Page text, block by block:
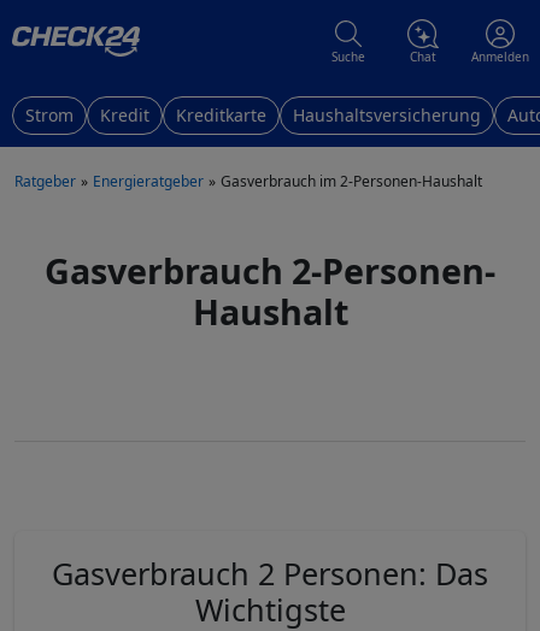
Suche Chat Anmelden
Strom Kredit Kreditkarte Haushaltsversicherung
Ratgeber Energieratgeber Gasverbrauch im 2-Personen-Haushalt
Gasverbrauch 2-Personen-
Haushalt
Gasverbrauch 2 Personen: Das
Wichtigste